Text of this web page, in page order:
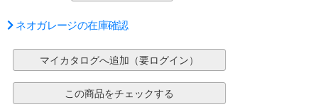
ネオガレージの在庫確認